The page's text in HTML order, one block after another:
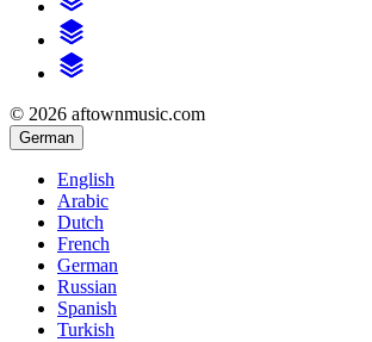
© 2026 aftownmusic.com
German
English
Arabic
Dutch
French
German
Russian
Spanish
Turkish